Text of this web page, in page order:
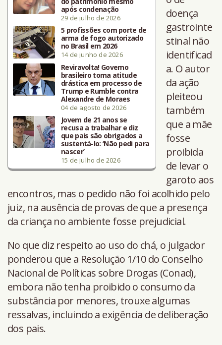
após condenação
29 de julho de 2026
5 profissões com porte de
arma de fogo autorizado
no Brasil em 2026
14 de junho de 2026
Reviravolta! Governo
brasileiro toma atitude
drástica em processo de
Trump e Rumble contra
Alexandre de Moraes
04 de agosto de 2026
Jovem de 21 anos se
recusa a trabalhar e diz
que pais são obrigados a
sustentá-lo: ‘Não pedi para
nascer’
15 de julho de 2026
doença
gastrointe
stinal não
identificad
a. O autor
da ação
pleiteou
também
que a mãe
fosse
proibida
de levar o
garoto aos
encontros, mas o pedido não foi acolhido pelo
juiz, na ausência de provas de que a presença
da criança no ambiente fosse prejudicial.
No que diz respeito ao uso do chá, o julgador
ponderou que a Resolução 1/10 do Conselho
Nacional de Políticas sobre Drogas (Conad),
embora não tenha proibido o consumo da
substância por menores, trouxe algumas
ressalvas, incluindo a exigência de deliberação
dos pais.